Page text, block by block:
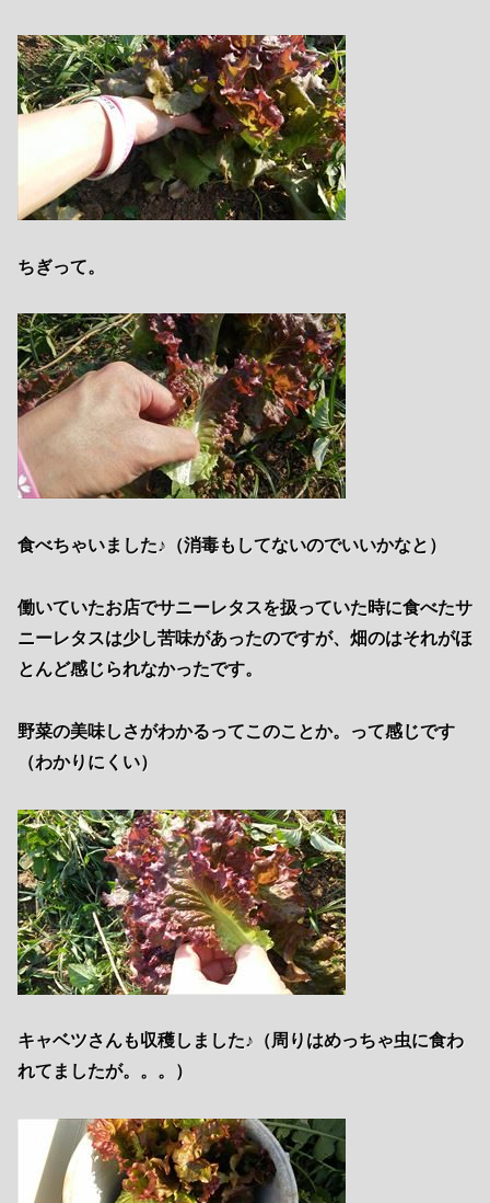
ちぎって。
食べちゃいました♪（消毒もしてないのでいいかなと）
働いていたお店でサニーレタスを扱っていた時に食べたサ
ニーレタスは少し苦味があったのですが、畑のはそれがほ
とんど感じられなかったです。
野菜の美味しさがわかるってこのことか。って感じです
（わかりにくい）
キャベツさんも収穫しました♪（周りはめっちゃ虫に食わ
れてましたが。。。）